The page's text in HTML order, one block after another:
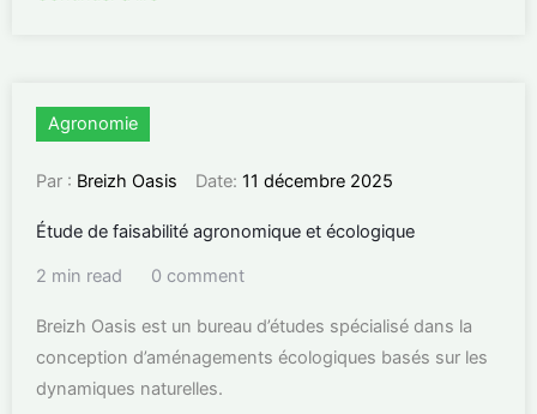
Agronomie
Par : Breizh Oasis Date: 11 décembre 2025
Étude de faisabilité agronomique et écologique
2 min read 0 comment
Breizh Oasis est un bureau d’études spécialisé dans la
conception d’aménagements écologiques basés sur les
dynamiques naturelles.